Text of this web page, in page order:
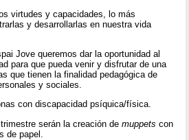
virtudes y capacidades, lo más
y desarrollarlas en nuestra vida
Jove queremos dar la oportunidad al
para que pueda venir y disfrutar de una
que tienen la finalidad pedagógica de
y sociales.
con discapacidad psíquica/física.
serán la creación demuppets con
de papel.